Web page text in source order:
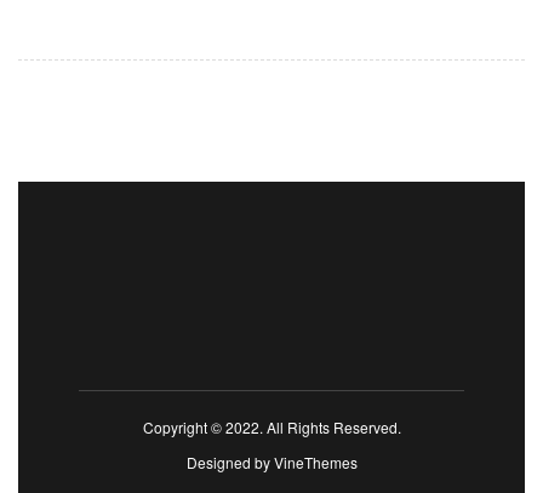
Copyright © 2022. All Rights Reserved.
Designed byVineThemes